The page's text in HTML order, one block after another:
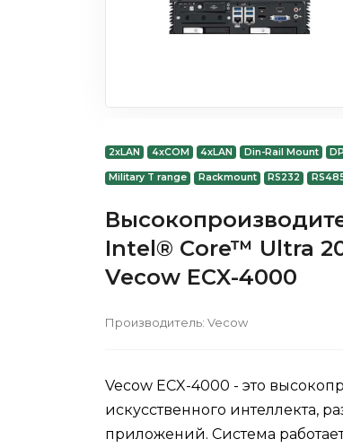
2xLAN 4xCOM 4xLAN Din-Rail Mount DP
Military T range Rackmount RS232
Intel® Core™ Ultra
Vecow ECX-4000
Производитель: Vecow
Vecow ECX-4000 - это
искусственного интеллекта,
приложений. Система